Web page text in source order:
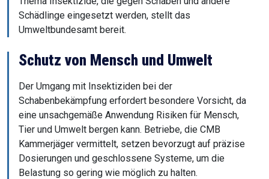
Schädlinge eingesetzt werden, stellt das
Umweltbundesamt bereit.
Schutz von Mensch und Umwelt
Der Umgang mit Insektiziden bei der
Schabenbekämpfung erfordert besondere Vorsicht, da
eine unsachgemäße Anwendung Risiken für Mensch,
Tier und Umwelt bergen kann. Betriebe, die CMB
Kammerjäger vermittelt, setzen bevorzugt auf präzise
Dosierungen und geschlossene Systeme, um die
Belastung so gering wie möglich zu halten.